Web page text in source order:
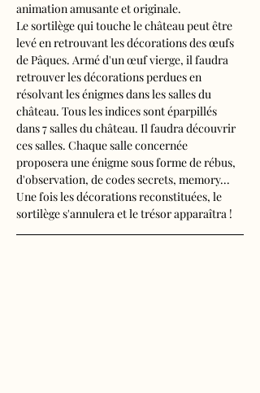
animation amusante et originale.
Le sortilège qui touche le château peut être
levé en retrouvant les décorations des œufs
de Pâques. Armé d'un œuf vierge, il faudra
retrouver les décorations perdues en
résolvant les énigmes dans les salles du
château. Tous les indices sont éparpillés
dans 7 salles du château. Il faudra découvrir
ces salles. Chaque salle concernée
proposera une énigme sous forme de rébus,
d'observation, de codes secrets, memory...
Une fois les décorations reconstituées, le
sortilège s'annulera et le trésor apparaîtra !